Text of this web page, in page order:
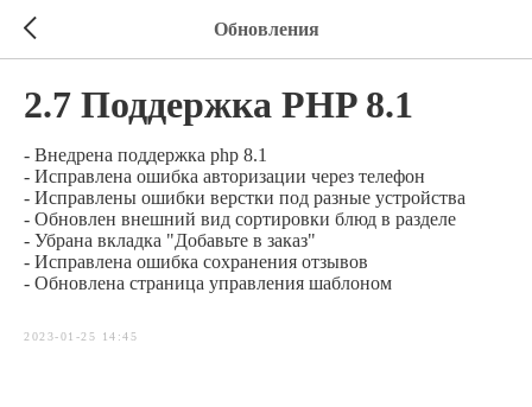
Обновления
2.7 Поддержка PHP 8.1
- Внедрена поддержка php 8.1
- Исправлена ошибка авторизации через телефон
- Исправлены ошибки верстки под разные устройства
- Обновлен внешний вид сортировки блюд в разделе
- Убрана вкладка "Добавьте в заказ"
- Исправлена ошибка сохранения отзывов
- Обновлена страница управления шаблоном
2023-01-25 14:45